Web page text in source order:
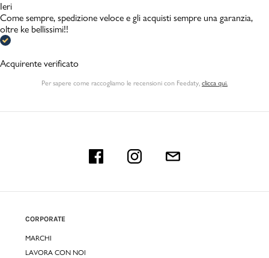
Ieri
Come sempre, spedizione veloce e gli acquisti sempre una garanzia,
oltre ke bellissimi!!
Acquirente verificato
Per sapere come raccogliamo le recensioni con Feedaty, clicca qui.
CORPORATE
MARCHI
LAVORA CON NOI